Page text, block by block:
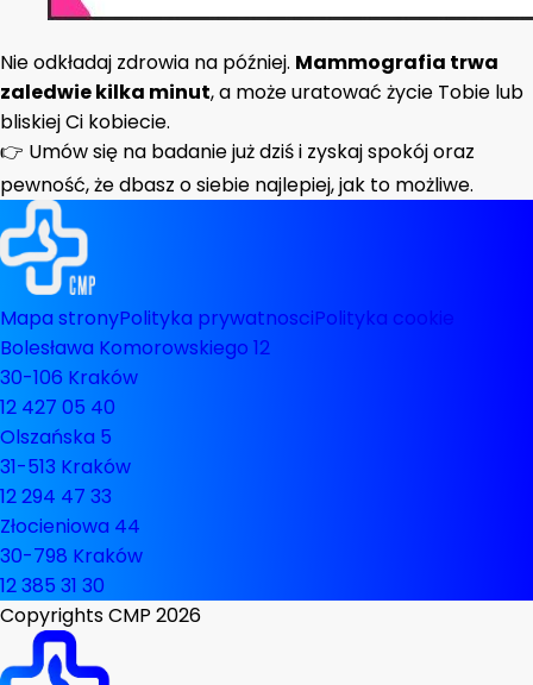
Nie odkładaj zdrowia na później. Mammografia trwa
zaledwie kilka minut, a może uratować życie Tobie lub
bliskiej Ci kobiecie.
👉 Umów się na badanie już dziś i zyskaj spokój oraz
pewność, że dbasz o siebie najlepiej, jak to możliwe.
Mapa stronyPolityka prywatnosciPolityka cookie
Bolesława Komorowskiego 12
30-106 Kraków
12 427 05 40
Olszańska 5
31-513 Kraków
12 294 47 33
Złocieniowa 44
30-798 Kraków
12 385 31 30
Copyrights CMP 2026